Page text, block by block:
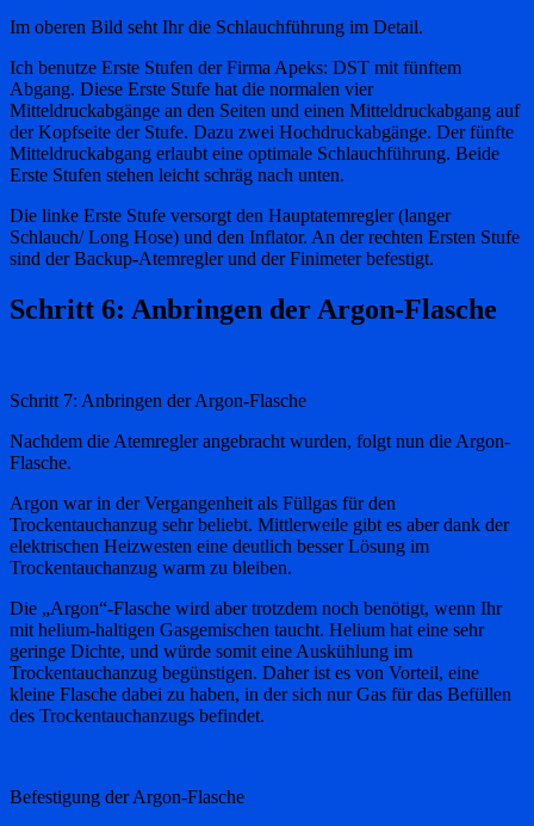
Im oberen Bild seht Ihr die Schlauchführung im Detail.
Ich benutze Erste Stufen der Firma Apeks: DST mit fünftem
Abgang. Diese Erste Stufe hat die normalen vier
Mitteldruckabgänge an den Seiten und einen Mitteldruckabgang auf
der Kopfseite der Stufe. Dazu zwei Hochdruckabgänge. Der fünfte
Mitteldruckabgang erlaubt eine optimale Schlauchführung. Beide
Erste Stufen stehen leicht schräg nach unten.
Die linke Erste Stufe versorgt den Hauptatemregler (langer
Schlauch/ Long Hose) und den Inflator. An der rechten Ersten Stufe
sind der Backup-Atemregler und der Finimeter befestigt.
Schritt 6: Anbringen der Argon-Flasche
Schritt 7: Anbringen der Argon-Flasche
Nachdem die Atemregler angebracht wurden, folgt nun die Argon-
Flasche.
Argon war in der Vergangenheit als Füllgas für den
Trockentauchanzug sehr beliebt. Mittlerweile gibt es aber dank der
elektrischen Heizwesten eine deutlich besser Lösung im
Trockentauchanzug warm zu bleiben.
Die „Argon“-Flasche wird aber trotzdem noch benötigt, wenn Ihr
mit helium-haltigen Gasgemischen taucht. Helium hat eine sehr
geringe Dichte, und würde somit eine Auskühlung im
Trockentauchanzug begünstigen. Daher ist es von Vorteil, eine
kleine Flasche dabei zu haben, in der sich nur Gas für das Befüllen
des Trockentauchanzugs befindet.
Befestigung der Argon-Flasche